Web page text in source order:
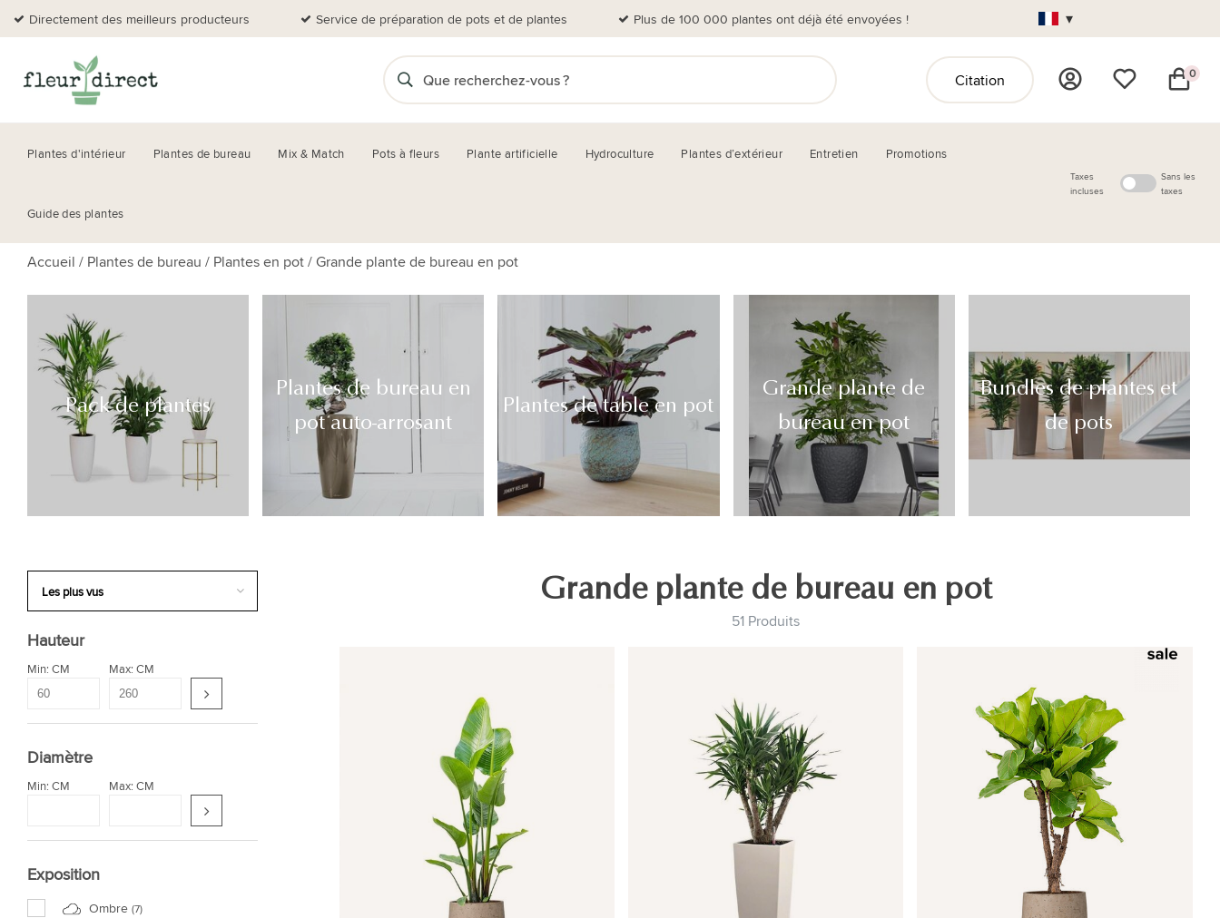
Directement des meilleurs producteurs Service de préparation de pots et de plantes Plus de 100 000 plantes ont déjà été envoyées ! ▾
Citation 0
Plantes d'intérieur Plantes de bureau Mix & Match Pots à fleurs Plante artificielle Hydroculture Plantes d’extérieur Entretien Promotions
Guide des plantes
Taxes
incluses
Sans les
taxes
Accueil / Plantes de bureau / Plantes en pot/Grande plante de bureau en pot
Pack de plantes
Plantes de bureau en
pot auto-arrosant
Plantes de table en pot
Grande plante de
bureau en pot
Bundles de plantes et
de pots
Hauteur
Min: CM Max: CM
Diamètre
Min: CM Max: CM
Exposition
Ombre (7)
Grande plante de bureau en pot
51 Produits